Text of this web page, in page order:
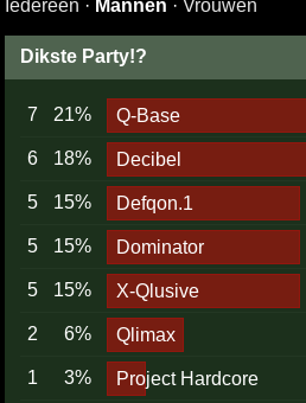
Iedereen · Mannen · Vrouwen
Dikste Party!?
7 21% Q-Base
6 18% Decibel
5 15% Defqon.1
5 15% Dominator
5 15% X-Qlusive
2 6% Qlimax
1 3% Project Hardcore